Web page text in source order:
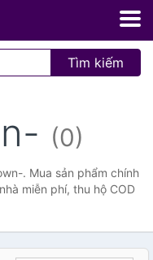
Tìm kiếm
(0)
. Mua sản phẩm chính
miễn phí, thu hộ COD